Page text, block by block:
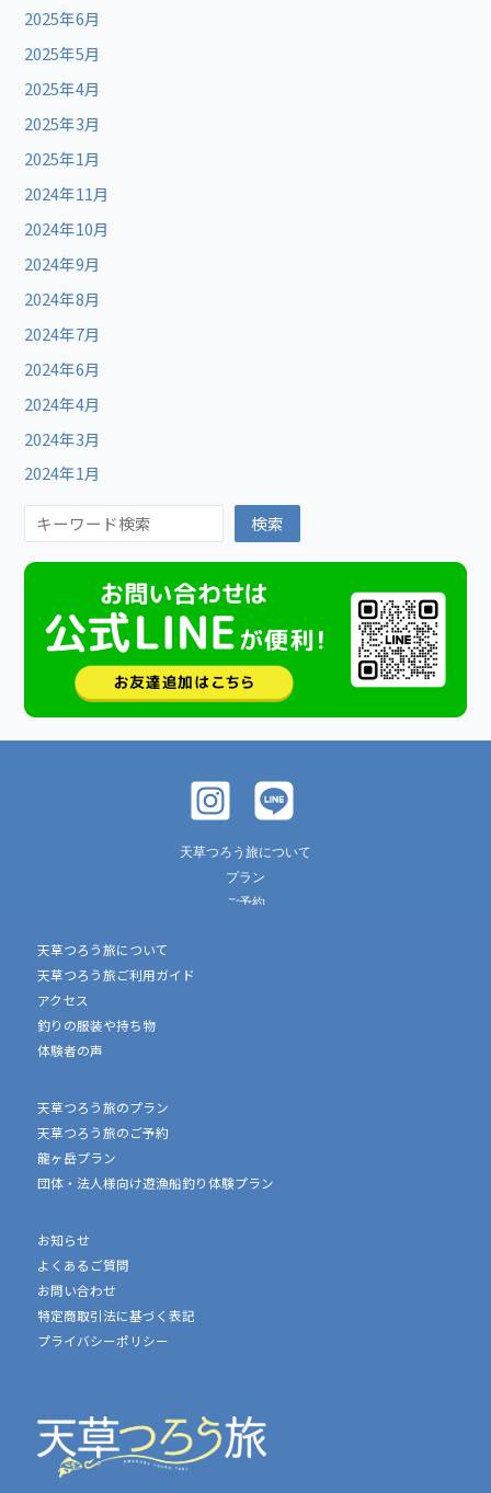
2025年6月
2025年5月
2025年4月
2025年3月
2025年1月
2024年11月
2024年10月
2024年9月
2024年8月
2024年7月
2024年6月
2024年4月
2024年3月
2024年1月
検索
天草つろう旅について
プラン
ご予約
釣りの服装や持ち物
特定商取引法に基づく表記
天草つろう旅について
天草つろう旅ご利用ガイド
アクセス
釣りの服装や持ち物
体験者の声
天草つろう旅のプラン
天草つろう旅のご予約
龍ヶ岳プラン
団体・法人様向け遊漁船釣り体験プラン
お知らせ
よくあるご質問
お問い合わせ
特定商取引法に基づく表記
プライバシーポリシー